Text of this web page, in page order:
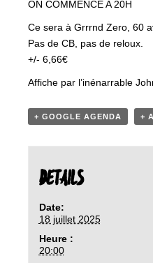
ON COMMENCE A 20H
Ce sera à Grrrnd Zero, 60
Pas de CB, pas de reloux.
+/- 6,66€
Affiche par l’inénarrable
+ GOOGLE AGENDA +
DETAILS
Date:
18 juillet 2025
Heure :
20:00